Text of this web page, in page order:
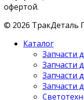
офертой.
© 2026 ТракДеталь
Каталог
Запчасти
Запчасти
Запчасти
Запчасти